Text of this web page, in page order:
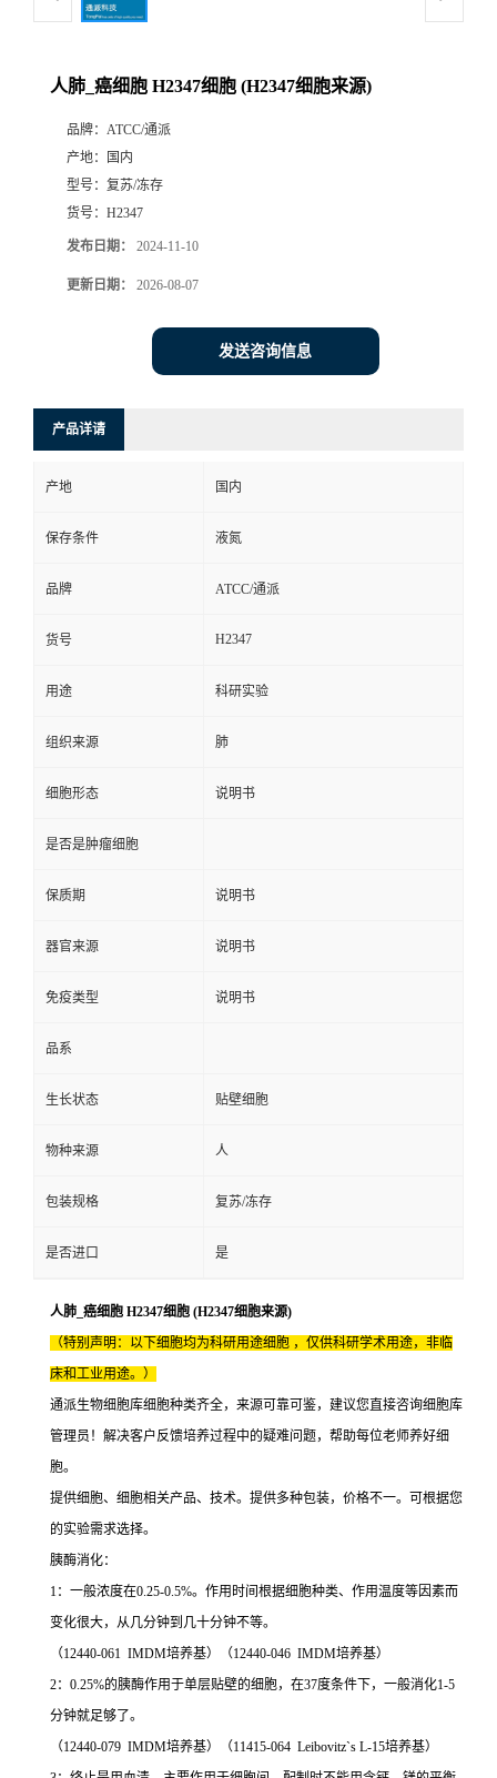
人肺_癌细胞 H2347细胞 (H2347细胞来源)
品牌： ATCC/通派
产地：
国内
型号： 复苏/冻存
货号： H2347
发布日期： 2024-11-10
更新日期： 2026-08-07
发送咨询信息
产品详请
产地 国内
保存条件 液氮
品牌 ATCC/通派
货号 H2347
用途 科研实验
组织来源 肺
细胞形态 说明书
是否是肿瘤细胞
保质期 说明书
器官来源 说明书
免疫类型 说明书
品系
生长状态 贴壁细胞
物种来源 人
包装规格 复苏/冻存
是否进口 是
人肺_癌细胞 H2347细胞 (H2347细胞来源)
（特别声明：以下细胞均为科研用途细胞 ，仅供科研学术用途，非临
床和工业用途。）
通派生物细胞库细胞种类齐全，来源可靠可鉴，建议您直接咨询细胞库
管理员！解决客户反馈培养过程中的疑难问题，帮助每位老师养好细
胞。
提供细胞、细胞相关产品、技术。提供多种包装，价格不一。可根据您
的实验需求选择。
胰酶消化：
1：一般浓度在0.25-0.5%。作用时间根据细胞种类、作用温度等因素而
变化很大，从几分钟到几十分钟不等。
（12440-061 IMDM培养基）（12440-046 IMDM培养基）
2：0.25%的胰酶作用于单层贴壁的细胞，在37度条件下，一般消化1-5
分钟就足够了。
（12440-079 IMDM培养基）（11415-064 Leibovitz`s L-15培养基）